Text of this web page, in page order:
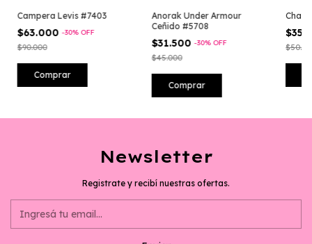
Campera Levis #7403
$63.000-30% OFF
$90.000
Comprar
Anorak Under Armour
Ceñido #5708
$31.500-30% OFF
$45.000
Comprar
Newsletter
Registrate y recibí nuestras ofertas.